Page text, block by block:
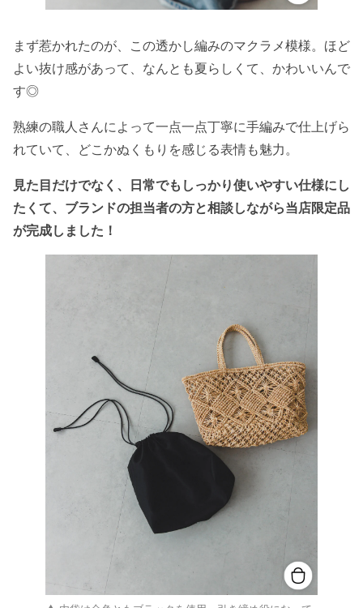
まず惹かれたのが、この透かし編みのマクラメ模様。ほど
よい抜け感があって、なんとも夏らしくて、かわいいんで
す◎
熟練の職人さんによって一点一点丁寧に手編みで仕上げら
れていて、どこかぬくもりを感じる表情も魅力。
見た目だけでなく、日常でもしっかり使いやすい仕様にし
たくて、ブランドの担当者の方と相談しながら当店限定品
が完成しました！